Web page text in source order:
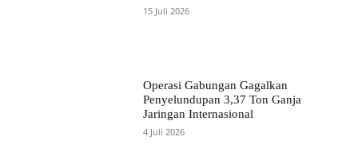
15 Juli 2026
Operasi Gabungan Gagalkan
Penyelundupan 3,37 Ton Ganja
Jaringan Internasional
4 Juli 2026